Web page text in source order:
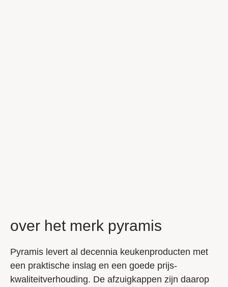
over het merk pyramis
Pyramis levert al decennia keukenproducten met
een praktische inslag en een goede prijs-
kwaliteitverhouding. De afzuigkappen zijn daarop